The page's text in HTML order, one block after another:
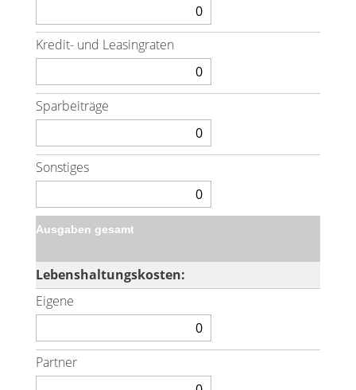
Kredit- und Leasingraten
Sparbeiträge
Sonstiges
Ausgaben gesamt
Lebenshaltungskosten:
Eigene
Partner